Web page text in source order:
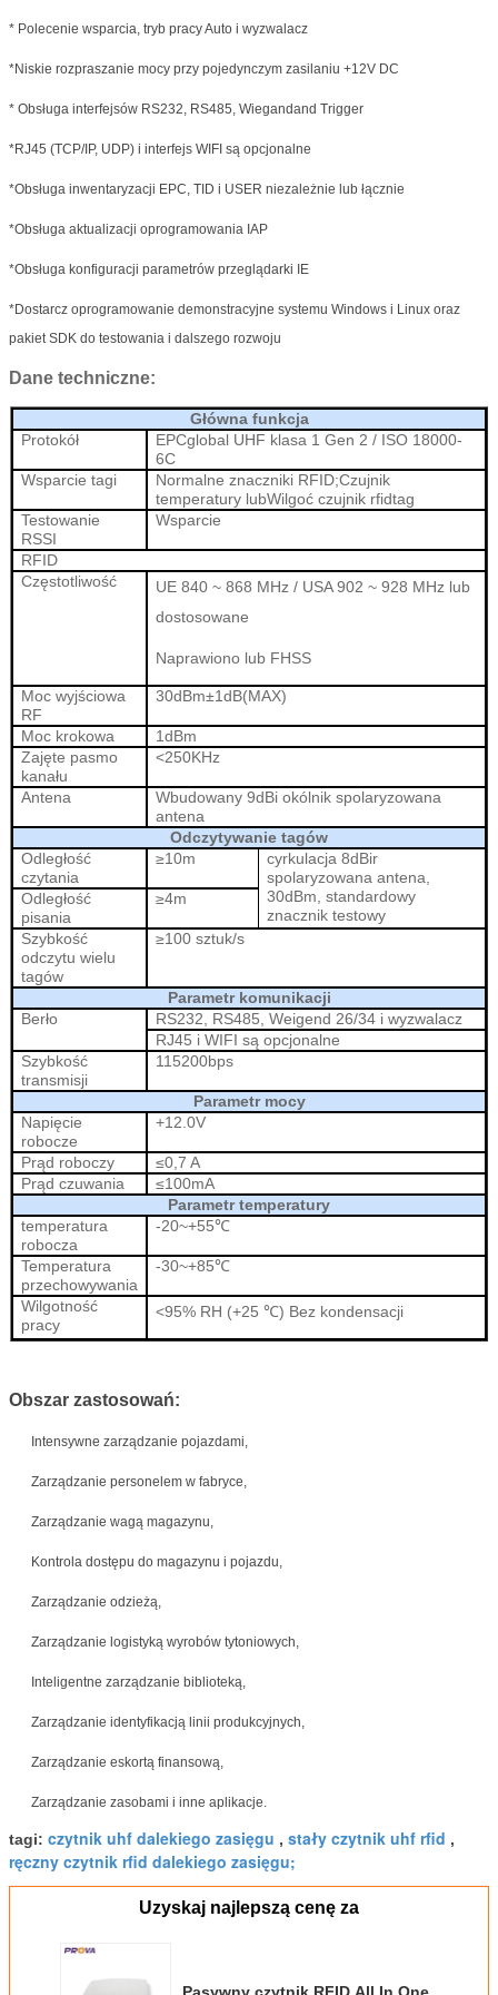
* Polecenie wsparcia, tryb pracy Auto i wyzwalacz
*Niskie rozpraszanie mocy przy pojedynczym zasilaniu +12V DC
* Obsługa interfejsów RS232, RS485, Wiegandand Trigger
*RJ45 (TCP/IP, UDP) i interfejs WIFI są opcjonalne
*Obsługa inwentaryzacji EPC, TID i USER niezależnie lub łącznie
*Obsługa aktualizacji oprogramowania IAP
*Obsługa konfiguracji parametrów przeglądarki IE
*Dostarcz oprogramowanie demonstracyjne systemu Windows i Linux oraz
pakiet SDK do testowania i dalszego rozwoju
Dane techniczne:
Główna funkcja
Protokół
EPCglobal UHF klasa 1 Gen 2 / ISO 18000-
6C
Wsparcie tagi
Normalne znaczniki RFID;Czujnik
temperatury lubWilgoć czujnik rfidtag
Testowanie
RSSI
Wsparcie
RFID
Częstotliwość
UE 840 ~ 868 MHz / USA 902 ~ 928 MHz lub
dostosowane
Naprawiono lub FHSS
Moc wyjściowa
RF
30dBm±1dB(MAX)
Moc krokowa
1dBm
Zajęte pasmo
kanału
<250KHz
Antena Wbudowany 9dBi okólnik spolaryzowana
antena
Odczytywanie tagów
Odległość
czytania
≥10m cyrkulacja 8dBir
spolaryzowana antena,
30dBm, standardowy
znacznik testowy
Odległość
pisania
≥4m
Szybkość
odczytu wielu
tagów
≥100 sztuk/s
Parametr komunikacji
Berło
RS232, RS485, Weigend 26/34 i wyzwalacz
RJ45 i WIFI są opcjonalne
Szybkość
transmisji
115200bps
Parametr mocy
Napięcie
robocze
+12.0V
Prąd roboczy ≤0,7 A
Prąd czuwania
≤100mA
Parametr temperatury
temperatura
robocza
-20~+55℃
Temperatura
przechowywania
-30~+85℃
Wilgotność
pracy
<95% RH (+25 ℃) Bez kondensacji
Obszar zastosowań:
Intensywne zarządzanie pojazdami,
Zarządzanie personelem w fabryce,
Zarządzanie wagą magazynu,
Kontrola dostępu do magazynu i pojazdu,
Zarządzanie odzieżą,
Zarządzanie logistyką wyrobów tytoniowych,
Inteligentne zarządzanie biblioteką,
Zarządzanie identyfikacją linii produkcyjnych,
Zarządzanie eskortą finansową,
Zarządzanie zasobami i inne aplikacje.
tagi: czytnik uhf dalekiego zasięgu , stały czytnik uhf rfid ,
ręczny czytnik rfid dalekiego zasięgu;
Uzyskaj najlepszą cenę za